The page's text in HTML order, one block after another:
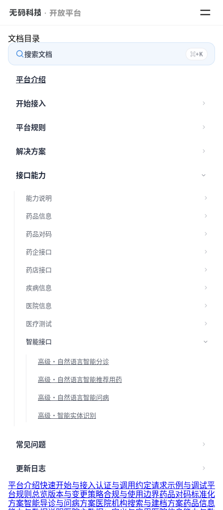
文档目录
搜索文档 ⌘+K
平台介绍
开始接入
平台规则
解决方案
接口能力
能力说明
药品信息
药品对码
药企接口
药店接口
疾病信息
医院信息
医疗测试
智能接口
高级·自然语言智能分诊
高级·自然语言智能推荐用药
高级·自然语言智能问病
高级·智能实体识别
常见问题
更新日志
平台介绍快速开始与接入认证与调用约定请求示例与调试平
台规则总览版本与变更策略合规与使用边界药品对码标准化
方案智能导诊与问病方案医院机构搜索与建档方案药品信息